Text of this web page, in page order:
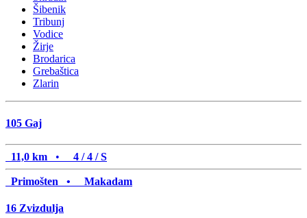
Šibenik
Tribunj
Vodice
Žirje
Brodarica
Grebaštica
Zlarin
105 Gaj
11,0 km • 4 / 4 / S
Primošten • Makadam
16 Zvizdulja